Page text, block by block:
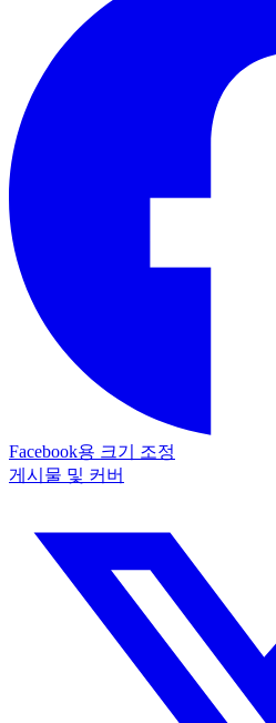
Facebook용 크기 조정
게시물 및 커버